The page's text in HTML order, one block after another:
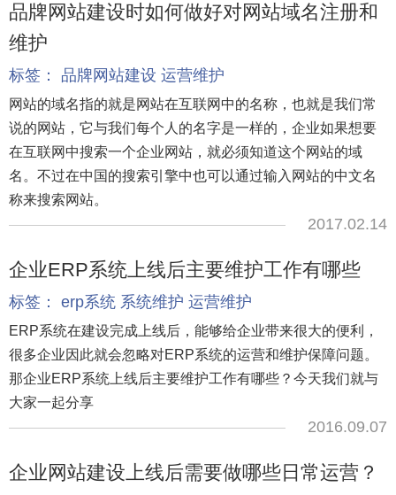
品牌网站建设时如何做好对网站域名注册和
维护
标签： 品牌网站建设 运营维护
网站的域名指的就是网站在互联网中的名称，也就是我们常
说的网站，它与我们每个人的名字是一样的，企业如果想要
在互联网中搜索一个企业网站，就必须知道这个网站的域
名。不过在中国的搜索引擎中也可以通过输入网站的中文名
称来搜索网站。
2017.02.14
企业ERP系统上线后主要维护工作有哪些
标签： erp系统 系统维护 运营维护
ERP系统在建设完成上线后，能够给企业带来很大的便利，
很多企业因此就会忽略对ERP系统的运营和维护保障问题。
那企业ERP系统上线后主要维护工作有哪些？今天我们就与
大家一起分享
2016.09.07
企业网站建设上线后需要做哪些日常运营？